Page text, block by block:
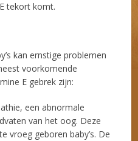
tekort komt.
kan ernstige problemen
voorkomende
E gebrek zijn:
een abnormale
van het oog. Deze
vroeg geboren baby’s. De